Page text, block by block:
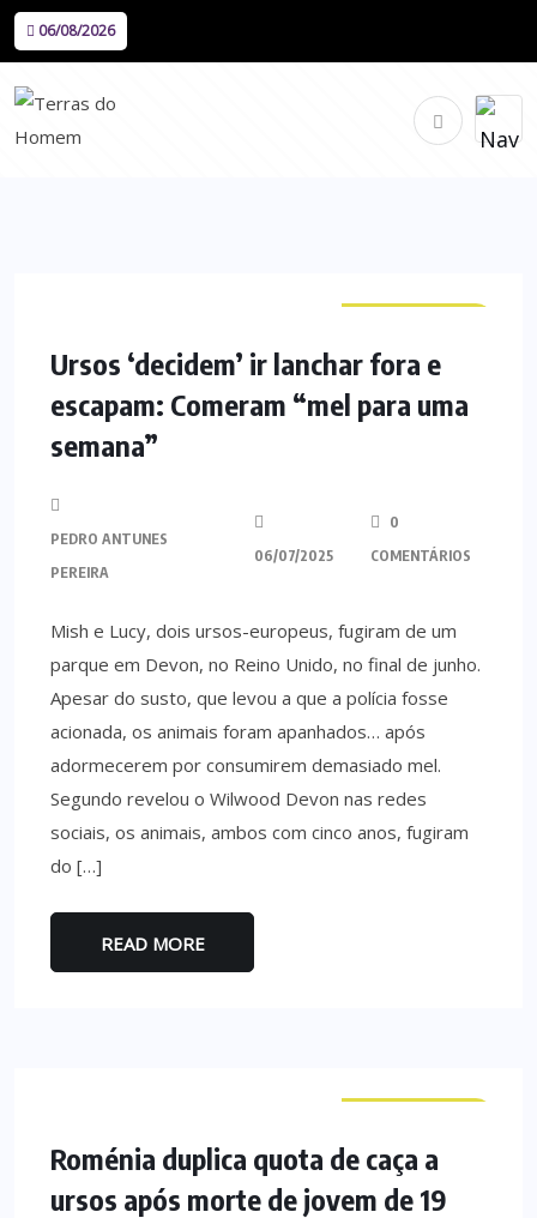
06/08/2026
Ursos ‘decidem’ ir lanchar fora e
escapam: Comeram “mel para uma
semana”
PEDRO ANTUNES
PEREIRA
06/07/2025
0
COMENTÁRIOS
Mish e Lucy, dois ursos-europeus, fugiram de um
parque em Devon, no Reino Unido, no final de junho.
Apesar do susto, que levou a que a polícia fosse
acionada, os animais foram apanhados… após
adormecerem por consumirem demasiado mel.
Segundo revelou o Wilwood Devon nas redes
sociais, os animais, ambos com cinco anos, fugiram
do […]
READ MORE
Roménia duplica quota de caça a
ursos após morte de jovem de 19